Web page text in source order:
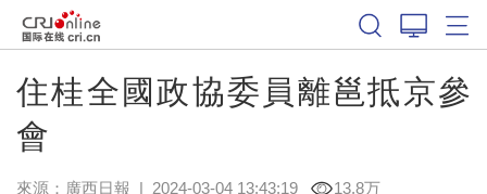
住桂全國政協委員離邕抵京參
會
來源： 廣西日報 | 2024-03-04 13:43:19 13.8万